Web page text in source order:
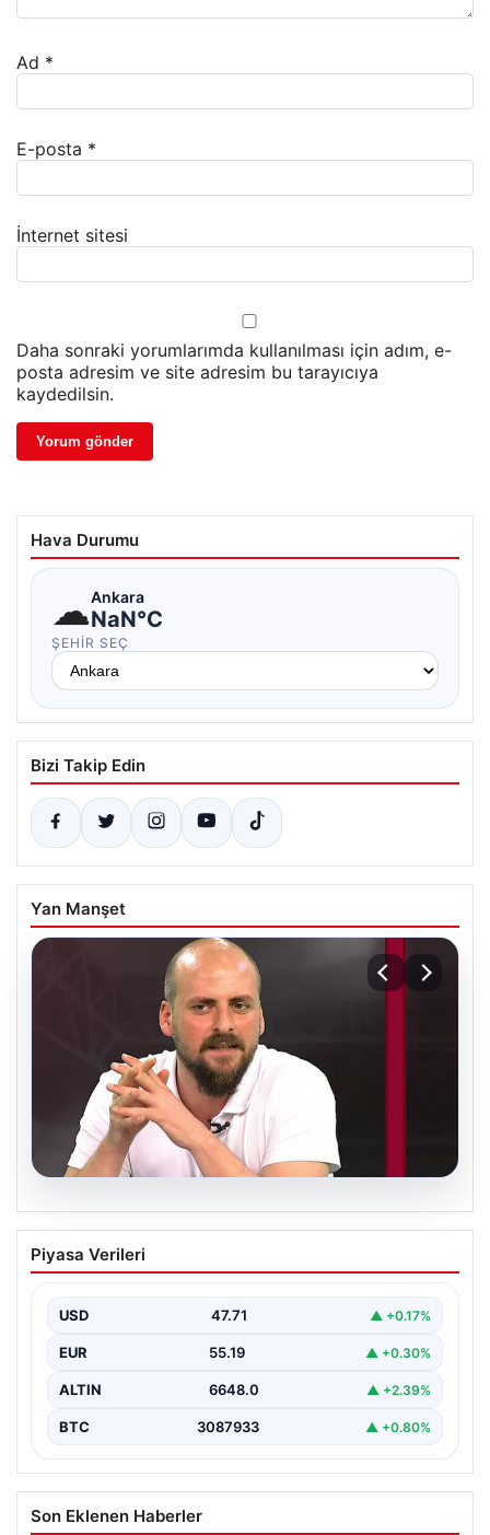
Ad *
E-posta *
İnternet sitesi
Daha sonraki yorumlarımda kullanılması için adım, e-
posta adresim ve site adresim bu tarayıcıya
kaydedilsin.
Hava Durumu
☁Ankara
NaN°C
ŞEHIR SEÇ
Bizi Takip Edin
Yan Manşet
06.08.2026
Transfer krizi soruşturmaya dönüştü!
Burhan Can Terzi için harekete geçildi
Piyasa Verileri
USD 47.71 ▲ +0.17%
EUR 55.19 ▲ +0.30%
ALTIN 6648.0 ▲ +2.39%
BTC 3087933 ▲ +0.80%
Son Eklenen Haberler